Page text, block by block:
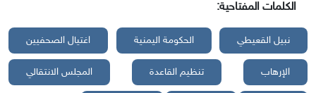
الكلمات المفتاحية:
نبيل القعيطي الحكومة اليمنية اغتيال الصحفيين
الإرهاب تنظيم القاعدة المجلس الانتقالي